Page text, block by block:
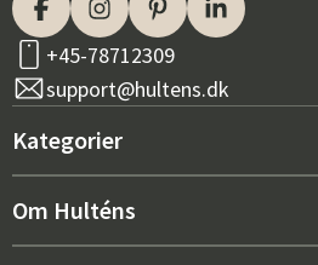
+45-78712309
support@hultens.dk
Kategorier
Nyt hos os
Om Hulténs